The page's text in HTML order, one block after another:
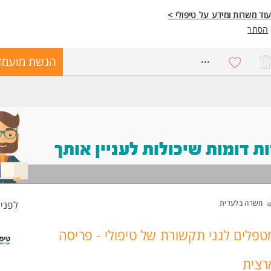
משרות ומידע על טיפולי >
הסתר
הגשת
דומות שיכולות לעניין אותך
משרה בלעדית לפני 1 שעות
לגני תקשורת של טיפולי - פריסה